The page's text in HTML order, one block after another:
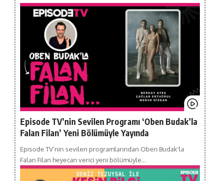
Episode TV’nin Sevilen Programı ‘Oben Budak’la
Falan Filan’ Yeni Bölümüyle Yayında
Episode TV’nin sevilen programlarından Oben Budak'la
Falan Filan heyecan verici yeni bölümüyle…